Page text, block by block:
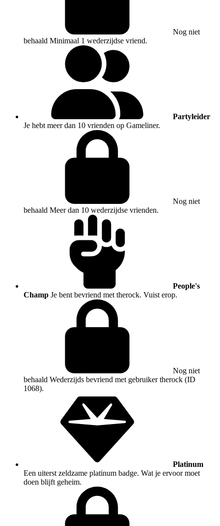
Nog niet
behaald Minimaal 1 wederzijdse vriend.
Partyleider
Je hebt meer dan 10 vrienden op Gameliner.
Nog niet
behaald Meer dan 10 wederzijdse vrienden.
People's
Champ Je bent bevriend met therock. Vuist erop.
Nog niet
behaald Wederzijds bevriend met gebruiker therock (ID
1068).
Platinum
Een uiterst zeldzame platinum badge. Wat je ervoor moet
doen blijft geheim.